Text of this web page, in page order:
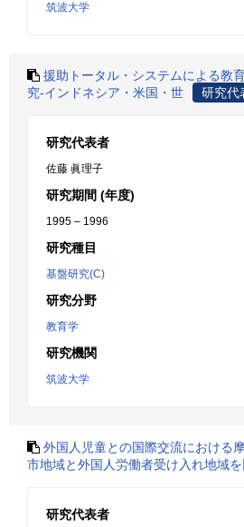
筑波大学
援助トータル・システムによる教
究-インドネシア・米国・世
研究代
研究代表者
佐藤 眞理子
研究期間 (年度)
1995 – 1996
研究種目
基盤研究(C)
研究分野
教育学
研究機関
筑波大学
外国人児童との国際交流における
市地域と外国人労働者受け入れ地域
研究代表者